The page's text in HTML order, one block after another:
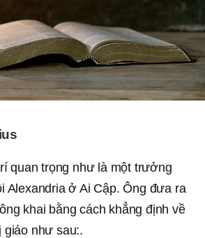
quan trọng như là một trưởng
Alexandria ở Ai Cập. Ông đưa ra
khai bằng cách khẳng định về
giáo như sau:.